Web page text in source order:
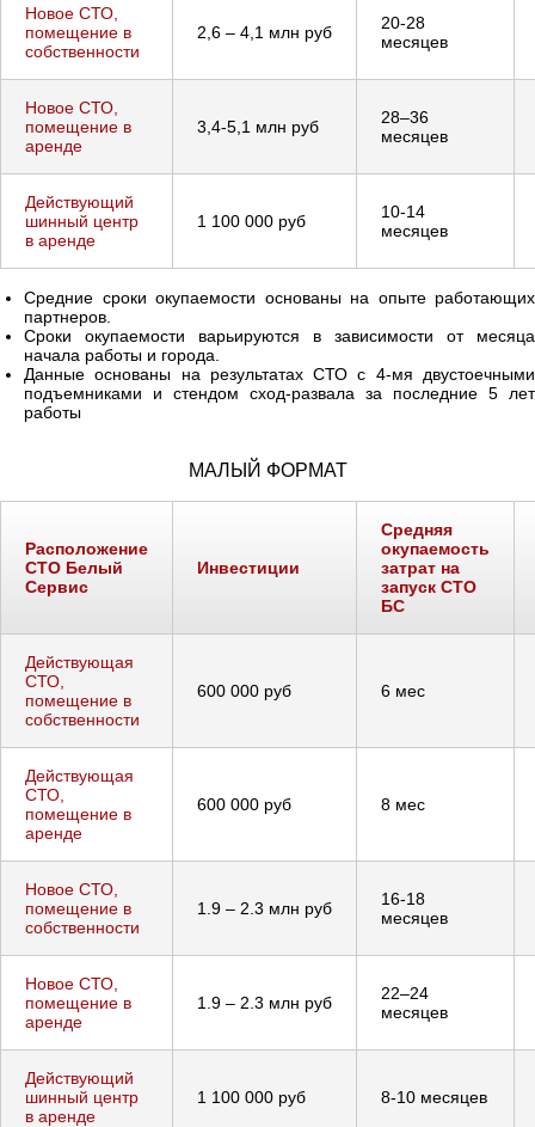
Новое СТО,
помещение в
собственности
2,6 – 4,1 млн руб
20-28
месяцев
Новое СТО,
помещение в
аренде
3,4-5,1 млн руб
28–36
месяцев
Действующий
шинный центр
в аренде
1 100 000 руб
10-14
месяцев
Средние сроки окупаемости основаны на опыте работающих
партнеров.
Сроки окупаемости варьируются в зависимости от месяца
начала работы и города.
Данные основаны на результатах СТО с 4-мя двустоечными
подъемниками и стендом сход-развала за последние 5 лет
работы
МАЛЫЙ ФОРМАТ
Расположение
СТО Белый
Сервис
Инвестиции
Средняя
окупаемость
затрат на
запуск СТО
БС
Действующая
СТО,
помещение в
собственности
600 000 руб 6 мес
Действующая
СТО,
помещение в
аренде
600 000 руб 8 мес
Новое СТО,
помещение в
собственности
1.9 – 2.3 млн руб
16-18
месяцев
Новое СТО,
помещение в
аренде
1.9 – 2.3 млн руб
22–24
месяцев
Действующий
шинный центр
в аренде
1 100 000 руб 8-10 месяцев